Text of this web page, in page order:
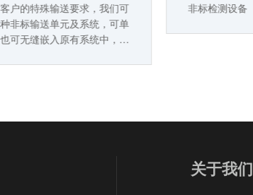
户的特殊输送要求，我们可
非标输送单元及系统，可单
可无缝嵌入原有系统中，有
非标检测设备
关于我们